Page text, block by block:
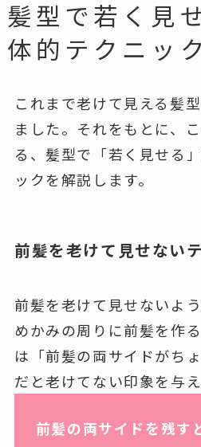
髪型で若く見
体的テクニック
これまで老けて見える髪
ました。それをもとに、
る、髪型で「若く見せる
ックを解説します。
前髪を老けて見せない
前髪を老けて見せないよ
めかみの周りに前髪を作
は「前髪の両サイドがち
だと老けてない印象を与
前髪の両サイドを残す